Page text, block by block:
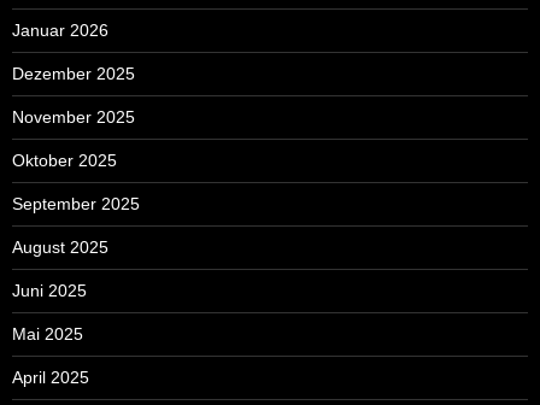
Januar 2026
Dezember 2025
November 2025
Oktober 2025
September 2025
August 2025
Juni 2025
Mai 2025
April 2025